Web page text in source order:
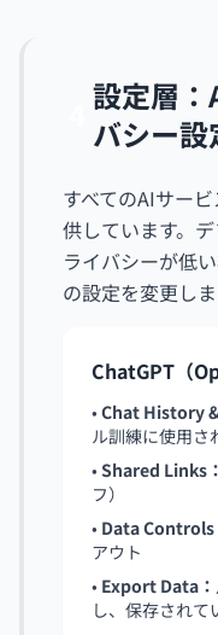
設定層：
バシー
すべてのAIサー
供しています。
ライバシーが低
の設定を変更しま
ChatGPT（
• Chat History
ル訓練に使用さ
• Shared Links：
フ）
• Data Controls
アウト
• Export Data：
し、保存されて